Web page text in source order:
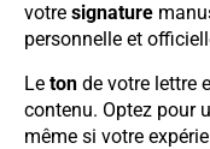
votre signature
personnelle et
Le ton de votre lettre
contenu. Optez pour
même si votre